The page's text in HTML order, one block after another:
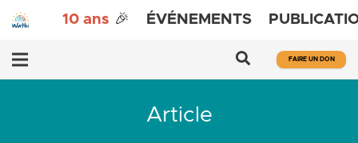
10 ans 🎉 ÉVÉNEMENTS
FAIRE UN DON
Article